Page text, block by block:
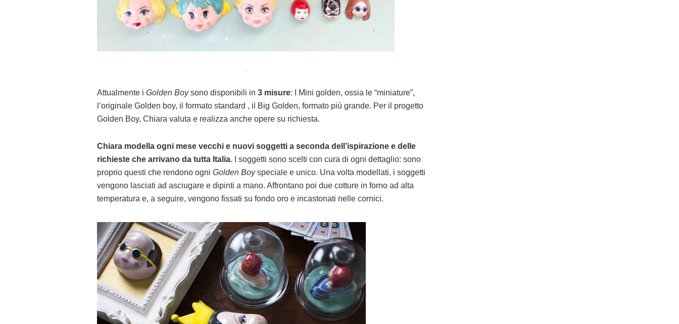
.
Attualmente i Golden Boysono disponibili in 3 misure: I Mini golden, ossia le “miniature”,
l’originale Golden boy, il formato standard , il Big Golden, formato più grande. Per il progetto
Golden Boy, Chiara valuta e realizza anche opere su richiesta.
Chiara modella ogni mese vecchi e nuovi soggetti a seconda dell’ispirazione e delle
richieste che arrivano da tutta Italia. I soggetti sono scelti con cura di ogni dettaglio: sono
proprio questi che rendono ogni Golden Boyspeciale e unico. Una volta modellati, i soggetti
vengono lasciati ad asciugare e dipinti a mano. Affrontano poi due cotture in forno ad alta
temperatura e, a seguire, vengono fissati su fondo oro e incastonati nelle cornici.